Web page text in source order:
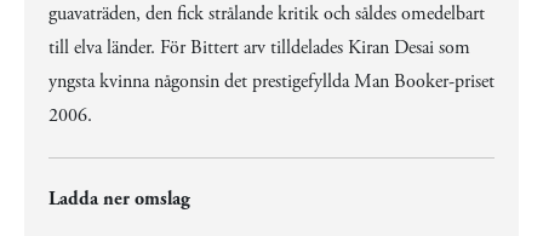
guavaträden, den fick strålande kritik och såldes omedelbart
till elva länder. För Bittert arv tilldelades Kiran Desai som
yngsta kvinna någonsin det prestigefyllda Man Booker-priset
2006.
Ladda ner omslag